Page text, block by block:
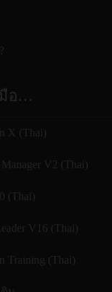
อ…
X (Thai)
V2 (Thai)
(Thai)
V16 (Thai)
Training (Thai)